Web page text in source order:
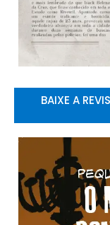
BAIXE A